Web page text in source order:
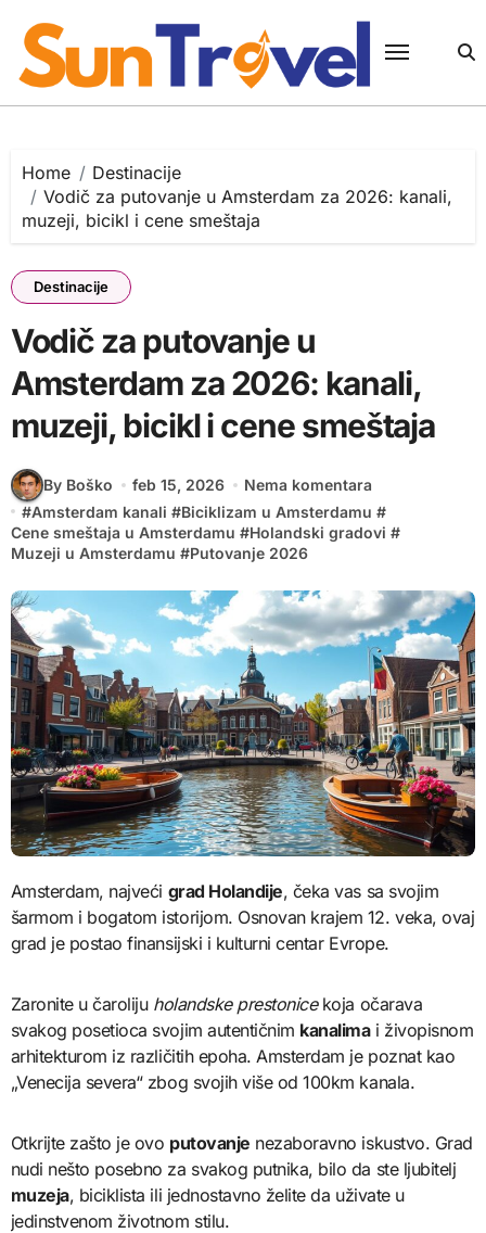
content
Home
Destinacije
Vodič za putovanje u Amsterdam za 2026: kanali,
muzeji, bicikl i cene smeštaja
Destinacije
Vodič za putovanje u
Amsterdam za 2026: kanali,
muzeji, bicikl i cene smeštaja
By Boško feb 15, 2026
Nema komentara
#Amsterdam kanali #Biciklizam u Amsterdamu #
Cene smeštaja u Amsterdamu #Holandski gradovi #
Muzeji u Amsterdamu #Putovanje 2026
Amsterdam, najveći grad Holandije, čeka vas sa svojim
šarmom i bogatom istorijom. Osnovan krajem 12. veka, ovaj
grad je postao finansijski i kulturni centar Evrope.
Zaronite u čaroliju holandske prestonicekoja očarava
svakog posetioca svojim autentičnim kanalimai živopisnom
arhitekturom iz različitih epoha. Amsterdam je poznat kao
„Venecija severa“ zbog svojih više od 100km kanala.
Otkrijte zašto je ovo putovanje nezaboravno iskustvo. Grad
nudi nešto posebno za svakog putnika, bilo da ste ljubitelj
muzeja, biciklista ili jednostavno želite da uživate u
jedinstvenom životnom stilu.